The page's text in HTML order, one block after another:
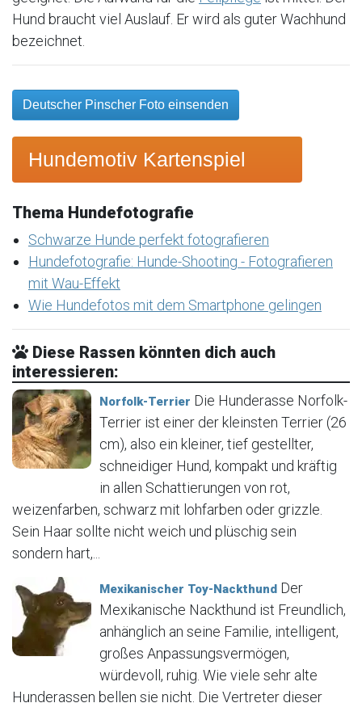
Hund braucht viel Auslauf. Er wird als guter Wachhund
bezeichnet.
Deutscher Pinscher Foto einsenden
Hundemotiv Kartenspiel
Thema Hundefotografie
Schwarze Hunde perfekt fotografieren
Hundefotografie: Hunde-Shooting - Fotografieren
mit Wau-Effekt
Wie Hundefotos mit dem Smartphone gelingen
Diese Rassen könnten dich auch
interessieren:
Norfolk-Terrier Die Hunderasse Norfolk-
Terrier ist einer der kleinsten Terrier (26
cm), also ein kleiner, tief gestellter,
schneidiger Hund, kompakt und kräftig
in allen Schattierungen von rot,
weizenfarben, schwarz mit lohfarben oder grizzle.
Sein Haar sollte nicht weich und plüschig sein
sondern hart,...
Mexikanischer Toy-Nackthund Der
Mexikanische Nackthund ist Freundlich,
anhänglich an seine Familie, intelligent,
großes Anpassungsvermögen,
würdevoll, ruhig. Wie viele sehr alte
Hunderassen bellen sie nicht. Die Vertreter dieser